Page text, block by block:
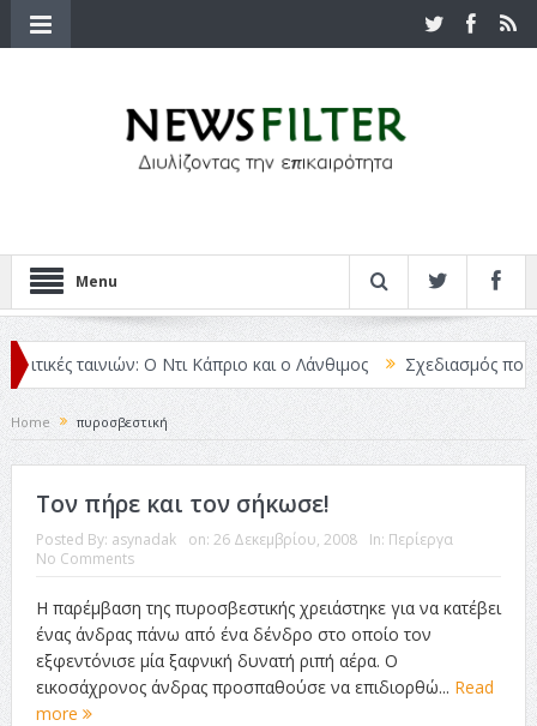
Menu
ταινιών: Ο Ντι Κάπριο και ο Λάνθιμος Σχεδιασμός που
Home πυροσβεστική
Τον πήρε και τον σήκωσε!
Posted By: asynadak on: 26 Δεκεμβρίου, 2008 In: Περίεργα
No Comments
Η παρέμβαση της πυροσβεστικής χρειάστηκε για να κατέβει
ένας άνδρας πάνω από ένα δένδρο στο οποίο τον
εξφεντόνισε μία ξαφνική δυνατή ριπή αέρα. Ο
εικοσάχρονος άνδρας προσπαθούσε να επιδιορθώ... Read
more